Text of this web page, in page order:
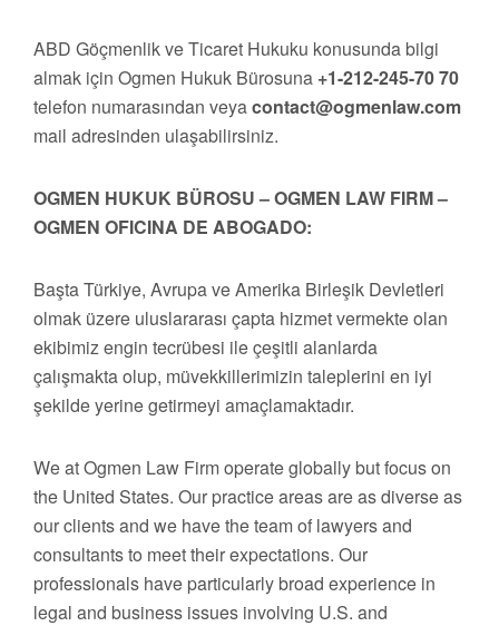
ABD Göçmenlik ve Ticaret Hukuku konusunda bilgi
almak için Ogmen Hukuk Bürosuna +1-212-245-70 70
telefon numarasından veyacontact@ogmenlaw.com
mail adresinden ulaşabilirsiniz.
OGMEN HUKUK BÜROSU – OGMEN LAW FIRM –
OGMEN OFICINA DE ABOGADO:
Başta Türkiye, Avrupa ve Amerika Birleşik Devletleri
olmak üzere uluslararası çapta hizmet vermekte olan
ekibimiz engin tecrübesi ile çeşitli alanlarda
çalışmakta olup, müvekkillerimizin taleplerini en iyi
şekilde yerine getirmeyi amaçlamaktadır.
We at Ogmen Law Firm operate globally but focus on
the United States. Our practice areas are as diverse as
our clients and we have the team of lawyers and
consultants to meet their expectations. Our
professionals have particularly broad experience in
legal and business issues involving U.S. and